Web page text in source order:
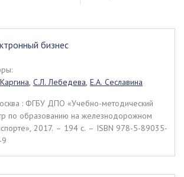
бизнес
, С.Л. Лебедева, Е.А. Сеславина
: ФГБУ ДПО «Учебно-методический
по образованию на железнодорожном
2017. – 194 c. – ISBN 978-5-89035-